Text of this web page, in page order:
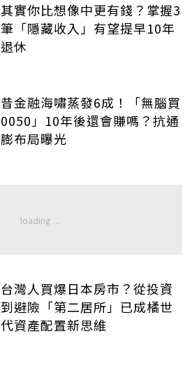
其實你比想像中更有錢？掌握3
筆「隱藏收入」有望提早10年
退休
昔金融海嘯蒸發6成！「無腦買
0050」10年後還會賺嗎？抗通
膨布局曝光
台灣人買爆日本房市？從投資
到避險「第二居所」已成橘世
代資產配置新思維